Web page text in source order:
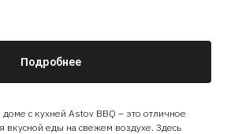
Подробнее
с кухней Astov BBQ – это отличное
вкусной еды на свежем воздухе. Здесь